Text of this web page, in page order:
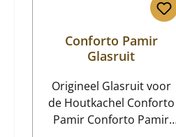
Conforto Pamir
Glasruit
Origineel Glasruit voor
de Houtkachel Conforto
Pamir Conforto Pamir